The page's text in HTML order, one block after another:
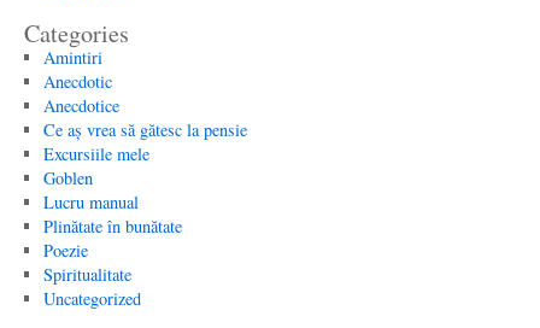
Categories
Amintiri
Anecdotic
Anecdotice
Ce aș vrea să gătesc la pensie
Excursiile mele
Goblen
Lucru manual
Plinătate în bunătate
Poezie
Spiritualitate
Uncategorized